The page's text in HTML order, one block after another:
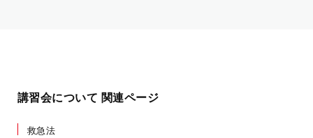
講習会について 関連ページ
救急法